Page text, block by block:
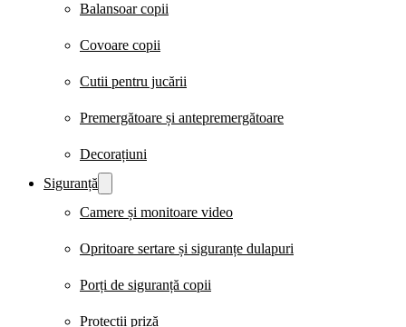
Balansoar copii
Covoare copii
Cutii pentru jucării
Premergătoare și antepremergătoare
Decorațiuni
Siguranță
Camere și monitoare video
Opritoare sertare și siguranțe dulapuri
Porți de siguranță copii
Protecții priză